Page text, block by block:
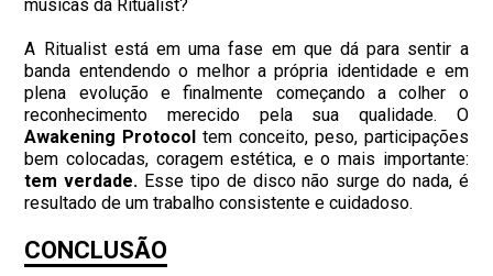
músicas da Ritualist?
A Ritualist está em uma fase em que dá para sentir a
banda entendendo o melhor a própria identidade e em
plena evolução e finalmente começando a colher o
reconhecimento merecido pela sua qualidade. O
Awakening Protocol tem conceito, peso, participações
bem colocadas, coragem estética, e o mais importante:
tem verdade. Esse tipo de disco não surge do nada, é
resultado de um trabalho consistente e cuidadoso.
CONCLUSÃO